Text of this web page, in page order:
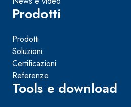
Prodotti
Prodotti
Soluzioni
Certificazioni
Referenze
Tools e download